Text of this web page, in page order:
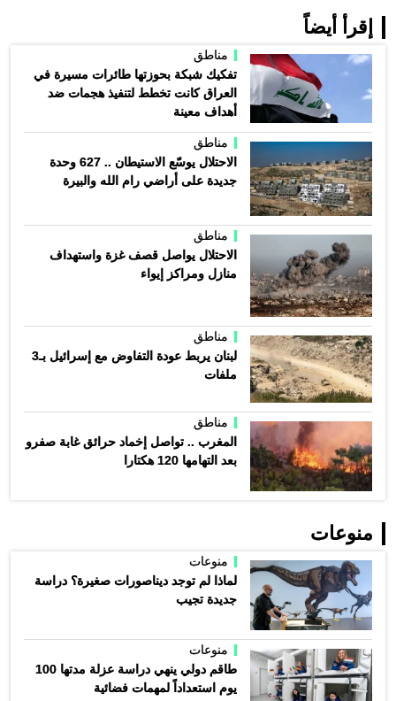
إقرأ أيضاً
مناطق
تفكيك شبكة بحوزتها طائرات مسيرة في
العراق كانت تخطط لتنفيذ هجمات ضد
أهداف معينة
مناطق
الاحتلال يوسّع الاستيطان .. 627 وحدة
جديدة على أراضي رام الله والبيرة
مناطق
الاحتلال يواصل قصف غزة واستهداف
منازل ومراكز إيواء
مناطق
لبنان يربط عودة التفاوض مع إسرائيل بـ3
ملفات
مناطق
المغرب .. تواصل إخماد حرائق غابة صفرو
بعد التهامها 120 هكتارا
منوعات
منوعات
لماذا لم توجد ديناصورات صغيرة؟ دراسة
جديدة تجيب
منوعات
طاقم دولي ينهي دراسة عزلة مدتها 100
يوم استعداداً لمهمات فضائية